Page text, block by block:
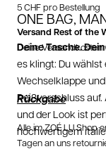
5 CHF pro Bestellung
Versand Rest of the
Deine
Rückgabe
Alle im ZOÉ LU Shop
Tagen an uns
ONE BAG,
Deine Tasche.
es klingt: Du
Wechselklappe
Reißverschluss
und der Look ist
hochwertigem